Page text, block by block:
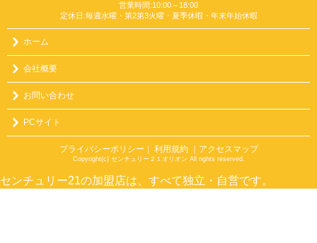
営業時間:10:00～18:00
定休日:毎週水曜・第2第3火曜・夏季休暇・年末年始休暇
ホーム
会社概要
お問い合わせ
PCサイト
プライバシーポリシー ｜ 利用規約 ｜アクセスマップ
Copyright(c) センチュリー２１オリオン All rights reserved.
センチュリー21の加盟店は、すべて独立・自営です。